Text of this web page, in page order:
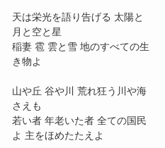
天は栄光を語り告げる 太陽と
月と空と星
稲妻 雹 雲と雪 地のすべての生
き物よ
山や丘 谷や川 荒れ狂う川や海
さえも
若い者 年老いた者 全ての国民
よ 主をほめたたえよ